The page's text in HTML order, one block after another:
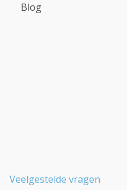
Blog
Veelgestelde vragen